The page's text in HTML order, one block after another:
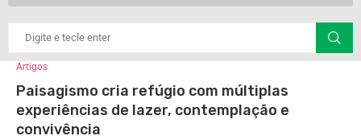
Artigos
Paisagismo cria refúgio com múltiplas
experiências de lazer, contemplação e
convivência